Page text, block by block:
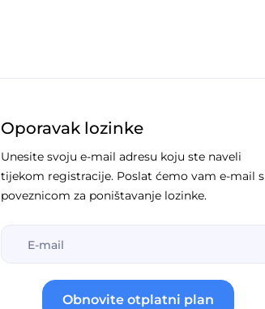
Oporavak lozinke
Unesite svoju e-mail adresu koju ste naveli
tijekom registracije. Poslat ćemo vam e-mail s
poveznicom za poništavanje lozinke.
Obnovite otplatni plan